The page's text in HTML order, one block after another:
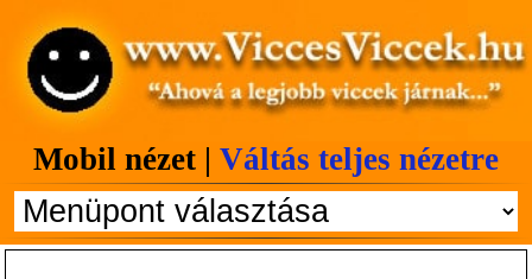
Mobil nézet | Váltás teljes nézetre